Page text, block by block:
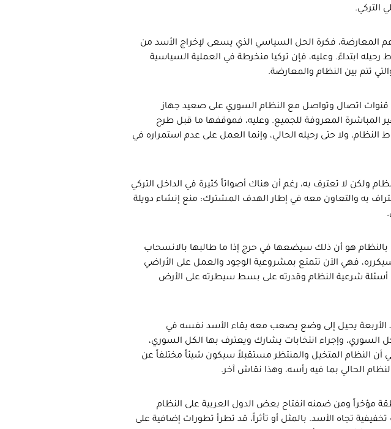
التركي.
المعارضة، فكرة الحل السياسي الذي يسعى لإخراج الأسد من
ابتداءً. وعليه، فإن تركيا منخرطة في العملية السياسية
تتم بين النظام والمعارضة.
قنوات اتصال وتواصل مع النظام السوري على صعيد جهاز
المباشرة المعروفة للجميع. وعليه، فموقفها ما قبل طرح
ولا حتى رحيله الحالي، وإنما العمل على عدم استمراره في
ولكن لا تعترف به، رغم أن هناك أصواتاً كثيرة في الداخل التركي
به والتعاون معه في إطار الهدف المشترك: منع إنشاء دويلة
هو أن ذلك سيضعها في حرج إذا ما طالبها بالانسحاب
فهي الآن تتمتع بمشروعية الوجود والعمل على الأراضي
شرعية النظام وقدرته على بسط سيطرته على الأرض
الأربعة يحيل إلى وضع يصعب معه بقاء الأسد نفسه في
السوري، وإجراء انتخابات يشارك ويعترف بها الكل السوري،
النظام المتخيل والمنتظر مستقبلاً سيكون شيئاً مختلفاً عن
الحالي بما فيه رأسه، وهذا نقاش آخر.
مؤخراً ومن ضمنه انفتاح بعض الدول العربية على النظام
تجاه الأسد. بالمثل أو تأثراً، قد تطرأ تطورات إضافية على